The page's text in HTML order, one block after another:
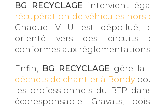
BG RECYCLAGE intervient
récupération de véhicules hors
Chaque VHU est dépollué,
orienté vers des circuits
conformes aux
Enfin, BG RECYCLAGE gère la
déchets de chantier à Bondy
les professionnels du BTP
écoresponsable. Gravats,